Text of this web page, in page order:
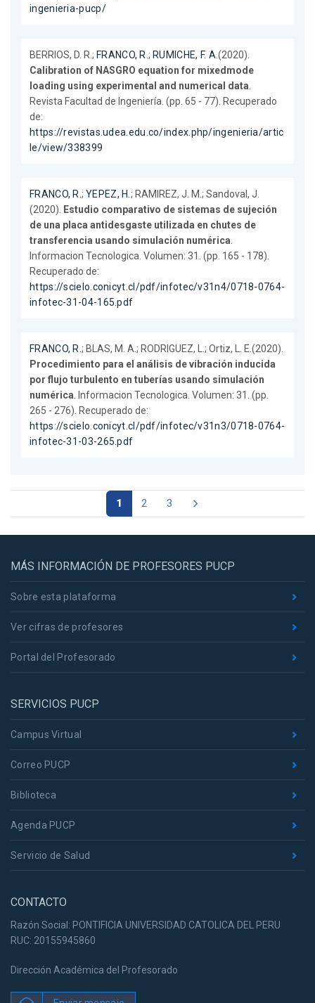
ingenieria-pucp/
BERRIOS, D. R.; FRANCO, R.; RUMICHE, F. A.(2020).
Calibration of NASGRO equation for mixedmode
loading using experimental and numerical data.
Revista Facultad de Ingeniería. (pp. 65 - 77). Recuperado
de:
https://revistas.udea.edu.co/index.php/ingenieria/artic
le/view/338399
FRANCO, R.; YEPEZ, H.; RAMIREZ, J. M.; Sandoval, J.
(2020). Estudio comparativo de sistemas de sujeción
de una placa antidesgaste utilizada en chutes de
transferencia usando simulación numérica.
Informacion Tecnologica. Volumen: 31. (pp. 165 - 178).
Recuperado de:
https://scielo.conicyt.cl/pdf/infotec/v31n4/0718-0764-
infotec-31-04-165.pdf
FRANCO, R.; BLAS, M. A.; RODRIGUEZ, L.; Ortiz, L. E.(2020).
Procedimiento para el análisis de vibración inducida
por flujo turbulento en tuberías usando simulación
numérica. Informacion Tecnologica. Volumen: 31. (pp.
265 - 276). Recuperado de:
https://scielo.conicyt.cl/pdf/infotec/v31n3/0718-0764-
infotec-31-03-265.pdf
1 2 3
MÁS INFORMACIÓN DE PROFESORES PUCP
Sobre esta plataforma
Ver cifras de profesores
Portal del Profesorado
SERVICIOS PUCP
Campus Virtual
Correo PUCP
Biblioteca
Agenda PUCP
Servicio de Salud
CONTACTO
Razón Social: PONTIFICIA UNIVERSIDAD CATOLICA DEL PERU
RUC: 20155945860
Dirección Académica del Profesorado